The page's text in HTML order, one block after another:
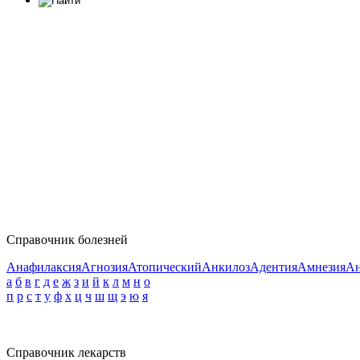
Справочник болезней
АнафилаксияАгнозияАтопическийАнкилозАдентияАмнезия
а б в г д е ж з и й к л м н о
п р с т у ф х ц ч ш щ э ю я
Справочник лекарств